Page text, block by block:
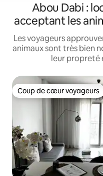
Abou Dabi :
acceptant les
Les voyageurs
animaux sont très bien
leur propreté
Coup de cœur voyageurs
Coup de cœur voyageurs